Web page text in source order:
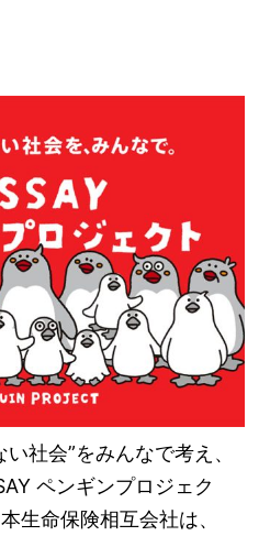
社会”をみんなで考え、
ペンギンプロジェク
生命保険相互会社は、